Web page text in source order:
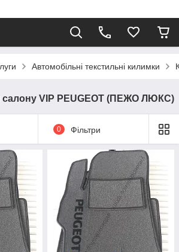
Автомобільні текстильні килимки
салону VIP PEUGEOT (ПЕЖО ЛЮКС)
0 Фільтри